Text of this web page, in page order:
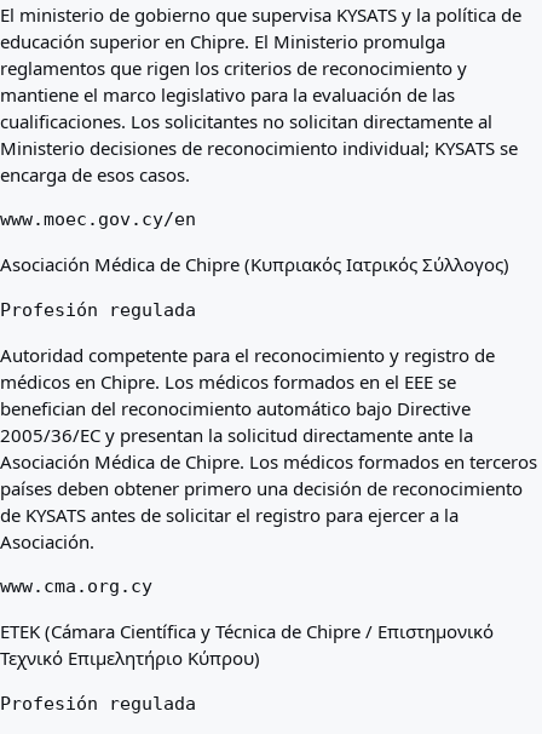
El ministerio de gobierno que supervisa KYSATS y la política de
educación superior en Chipre. El Ministerio promulga
reglamentos que rigen los criterios de reconocimiento y
mantiene el marco legislativo para la evaluación de las
cualificaciones. Los solicitantes no solicitan directamente al
Ministerio decisiones de reconocimiento individual; KYSATS se
encarga de esos casos.
www.moec.gov.cy/en
Asociación Médica de Chipre (Κυπριακός Ιατρικός Σύλλογος)
Profesión regulada
Autoridad competente para el reconocimiento y registro de
médicos en Chipre. Los médicos formados en el EEE se
benefician del reconocimiento automático bajo Directive
2005/36/EC y presentan la solicitud directamente ante la
Asociación Médica de Chipre. Los médicos formados en terceros
países deben obtener primero una decisión de reconocimiento
de KYSATS antes de solicitar el registro para ejercer a la
Asociación.
www.cma.org.cy
ETEK (Cámara Científica y Técnica de Chipre / Επιστημονικό
Τεχνικό Επιμελητήριο Κύπρου)
Profesión regulada